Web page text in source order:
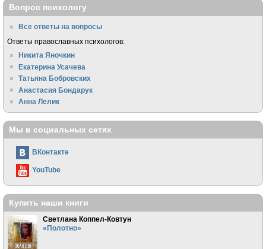
Вопрос психологу
Все ответы на вопросы
Ответы православных психологов:
Никита Яночкин
Екатерина Усачева
Татьяна Бобровских
Анастасия Бондарук
Анна Лелик
Мы в социальных сетях
ВКонтакте
YouTube
Купить наши книги
Светлана Коппел-Ковтун
«Полотно»